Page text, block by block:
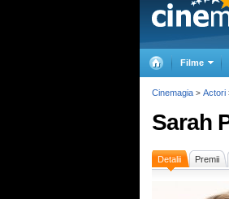
Filme
Sarah
Detalii Premii
Cinemagia > Actori